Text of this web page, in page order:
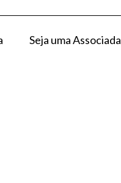
Seja uma Associada